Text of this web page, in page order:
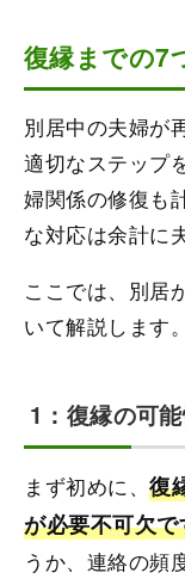
復縁までの7
別居中の夫婦が
適切なステップ
婦関係の修復も
な対応は余計に
ここでは、別居
いて解説します。
1：復縁の可
まず初めに、復
が必要不可欠で
うか、連絡の頻